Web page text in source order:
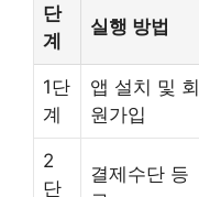
단
계
실행 방법
1단
계
앱 설치 및 회
원가입
2
단
결제수단 등